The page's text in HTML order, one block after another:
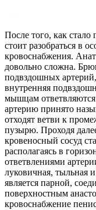
После того, как стало
стоит разобраться в
кровоснабжения.
довольно сложна.
подвздошных
внутренняя
мышцам
артерию принято
отходят ветви к
пузырю. Проходя
кровеносный сосуд
располагаясь в
ответвлениями
луковичная, тыльная
является парной,
поверхностным
кровоснабжение